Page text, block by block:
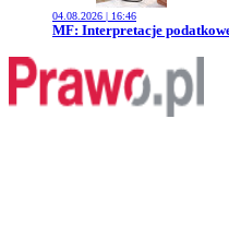
04.08.2026 | 16:46
Przejdź do artykułu:
MF: Interpretacje